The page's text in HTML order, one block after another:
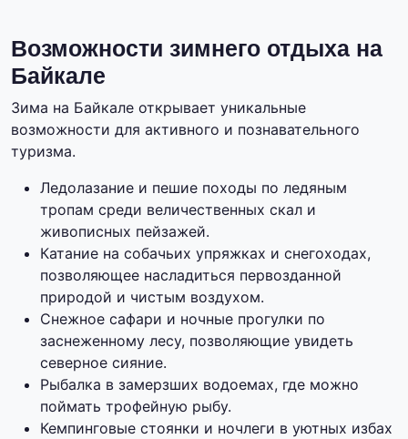
Возможности зимнего отдыха на
Байкале
Зима на Байкале открывает уникальные
возможности для активного и познавательного
туризма.
Ледолазание и пешие походы по ледяным
тропам среди величественных скал и
живописных пейзажей.
Катание на собачьих упряжках и снегоходах,
позволяющее насладиться первозданной
природой и чистым воздухом.
Снежное сафари и ночные прогулки по
заснеженному лесу, позволяющие увидеть
северное сияние.
Рыбалка в замерзших водоемах, где можно
поймать трофейную рыбу.
Кемпинговые стоянки и ночлеги в уютных избах